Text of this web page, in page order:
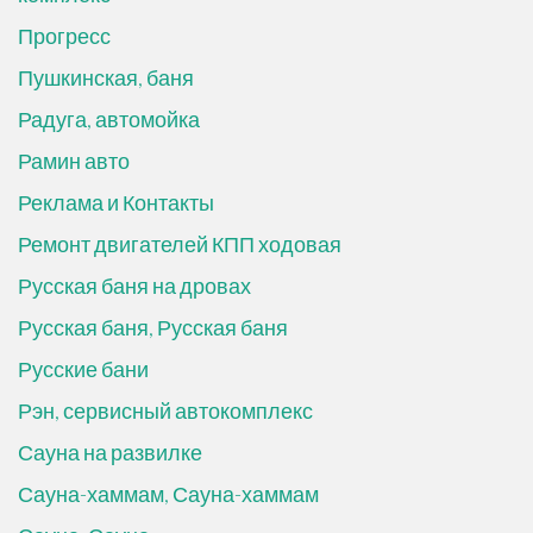
Прогресс
Пушкинская, баня
Радуга, автомойка
Рамин авто
Реклама и Контакты
Ремонт двигателей КПП ходовая
Русская баня на дровах
Русская баня, Русская баня
Русские бани
Рэн, сервисный автокомплекс
Сауна на развилке
Сауна-хаммам, Сауна-хаммам